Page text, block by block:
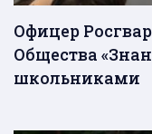
Офицер
Общества
школьниками